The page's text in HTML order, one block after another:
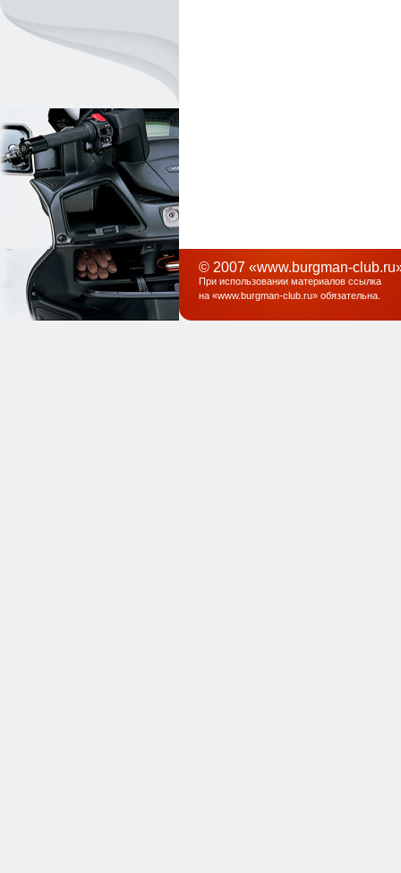
© 2007 «www.burgman-
При использовании материалов ссылка
на «www.burgman-club.ru» обязательна